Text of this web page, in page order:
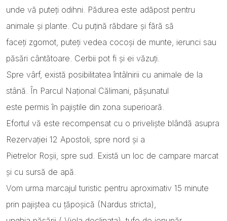
unde vă puteți odihni. Pădurea este adăpost pentru
animale și plante. Cu puțină răbdare și fără să
faceți zgomot, puteți vedea cocoși de munte, ierunci sau
păsări cântătoare. Cerbii pot fi și ei văzuți.
Spre vârf, există posibilitatea întâlnirii cu animale de la
stână. În Parcul Național Călimani, pășunatul
este permis în pajiștile din zona superioară.
Efortul vă este recompensat cu o priveliște blândă asupra
Rezervației 12 Apostoli, spre nord și a
Pietrelor Roșii, spre sud. Există un loc de campare marcat
și cu sursă de apă.
Vom urma marcajul turistic pentru aproximativ 15 minute
prin pajiștea cu țăpoșică (Nardus stricta),